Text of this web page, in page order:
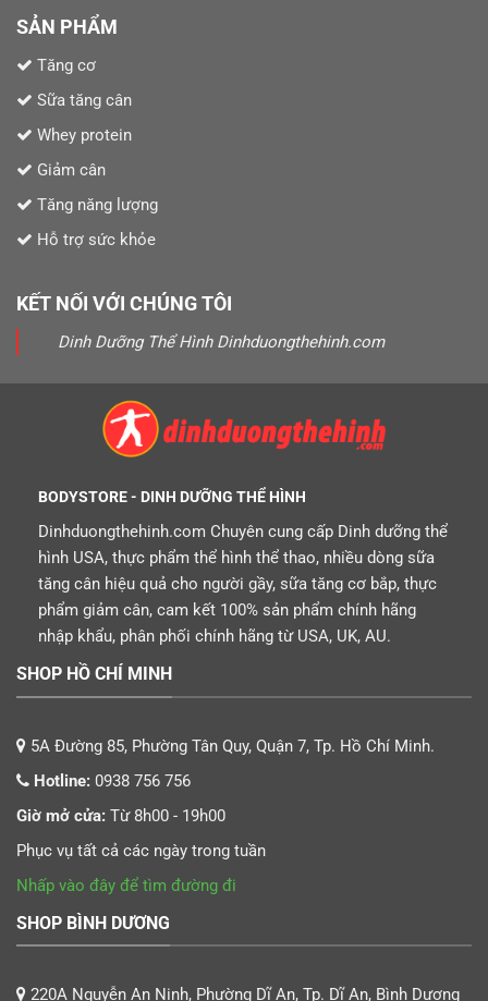
SẢN PHẨM
Tăng cơ
Sữa tăng cân
Whey protein
Giảm cân
Tăng năng lượng
Hỗ trợ sức khỏe
KẾT NỐI VỚI CHÚNG TÔI
Dinh Dưỡng Thể Hình Dinhduongthehinh.com
BODYSTORE - DINH DƯỠNG THỂ HÌNH
Dinhduongthehinh.com Chuyên cung cấp Dinh dưỡng thể
hình USA, thực phẩm thể hình thể thao, nhiều dòng sữa
tăng cân hiệu quả cho người gầy, sữa tăng cơ bắp, thực
phẩm giảm cân, cam kết 100% sản phẩm chính hãng
nhập khẩu, phân phối chính hãng từ USA, UK, AU.
SHOP HỒ CHÍ MINH
5A Đường 85, Phường Tân Quy, Quận 7, Tp. Hồ Chí Minh.
Hotline: 0938 756 756
Giờ mở cửa: Từ 8h00 - 19h00
Phục vụ tất cả các ngày trong tuần
Nhấp vào đây để tìm đường đi
SHOP BÌNH DƯƠNG
220A Nguyễn An Ninh, Phường Dĩ An, Tp. Dĩ An, Bình Dương